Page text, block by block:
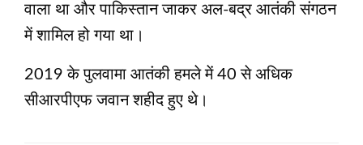
वाला था और पाकिस्तान जाकर अल-बद्र आतंकी संगठन
में शामिल हो गया था।
2019 के पुलवामा आतंकी हमले में 40 से अधिक
सीआरपीएफ जवान शहीद हुए थे।